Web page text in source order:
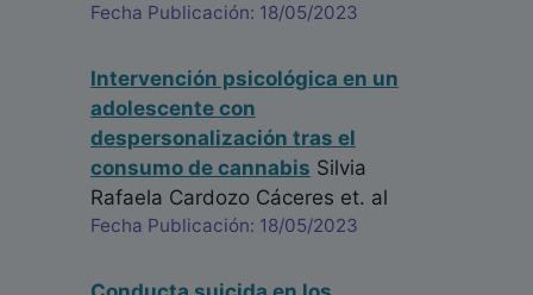
Fecha Publicación: 18/05/2023
Intervención psicológica en un
adolescente con
despersonalización tras el
consumo de cannabis Silvia
Rafaela Cardozo Cáceres et. al
Fecha Publicación: 18/05/2023